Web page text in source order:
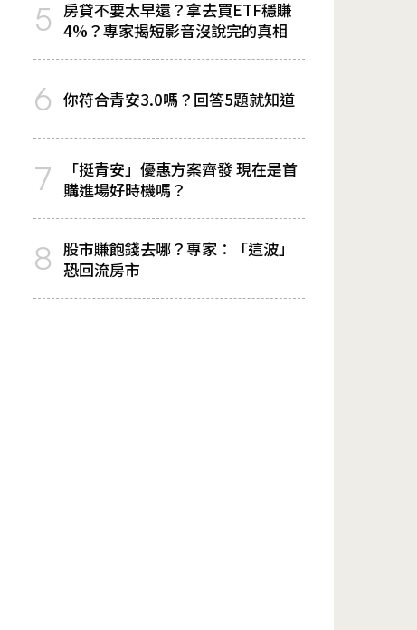
5 房貸不要太早還？拿去買ETF穩賺
4%？專家揭短影音沒說完的真相
6 你符合青安3.0嗎？回答5題就知道
7
「挺青安」優惠方案齊發 現在是首
購進場好時機嗎？
8 股市賺飽錢去哪？專家：「這波」
恐回流房市